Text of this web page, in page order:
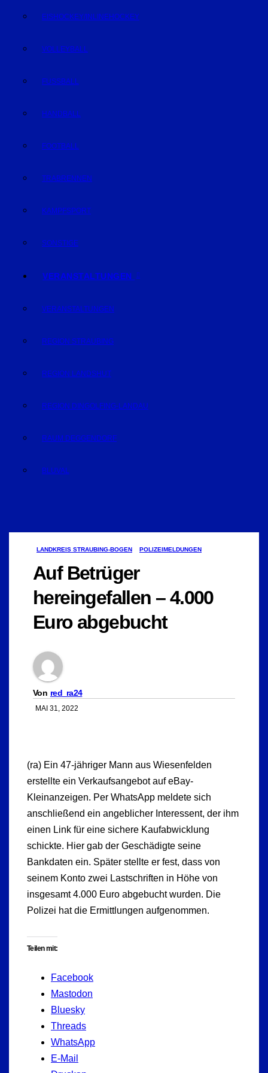
EISHOCKEY/INLINEHOCKEY
VOLLEYBALL
FUSSBALL
HANDBALL
FOOTBALL
TRABRENNEN
KAMPFSPORT
SONSTIGE
VERANSTALTUNGEN
VERANSTALTUNGEN
REGION STRAUBING
REGION LANDSHUT
REGION DINGOLFING-LANDAU
RAUM DEGGENDORF
BLUVAL
LANDKREIS STRAUBING-BOGEN POLIZEIMELDUNGEN
Auf Betrüger
hereingefallen – 4.000
Euro abgebucht
Von red_ra24
MAI 31, 2022
(ra) Ein 47-jähriger Mann aus Wiesenfelden
erstellte ein Verkaufsangebot auf eBay-
Kleinanzeigen. Per WhatsApp meldete sich
anschließend ein angeblicher Interessent, der ihm
einen Link für eine sichere Kaufabwicklung
schickte. Hier gab der Geschädigte seine
Bankdaten ein. Später stellte er fest, dass von
seinem Konto zwei Lastschriften in Höhe von
insgesamt 4.000 Euro abgebucht wurden. Die
Polizei hat die Ermittlungen aufgenommen.
Teilen mit:
Facebook
Mastodon
Bluesky
Threads
WhatsApp
E-Mail